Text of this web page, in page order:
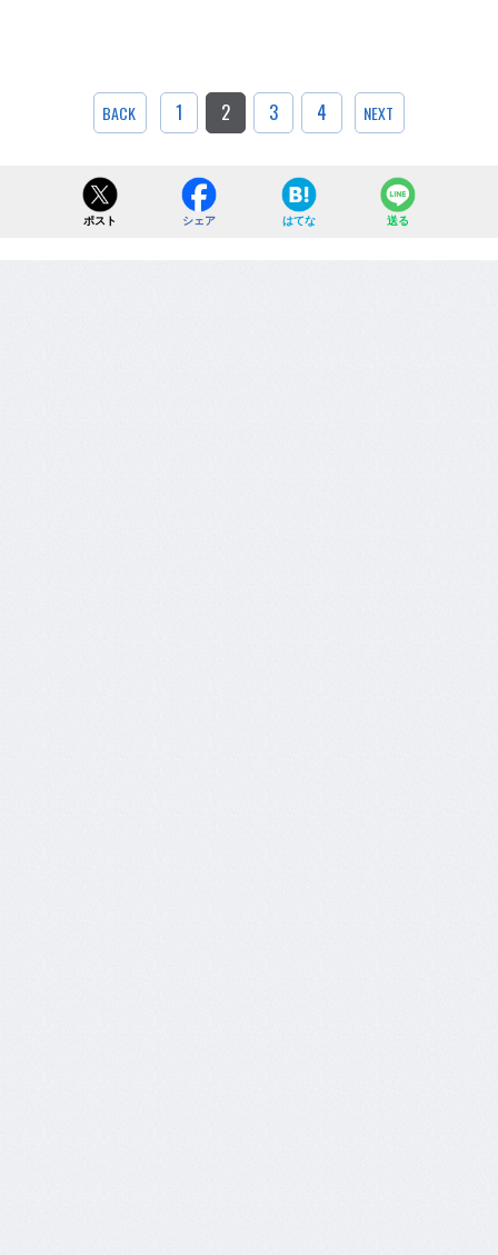
BACK 1 2 3 4 NEXT
ポスト シェア はてな 送る